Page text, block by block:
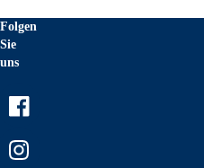
Folgen
Sie
uns